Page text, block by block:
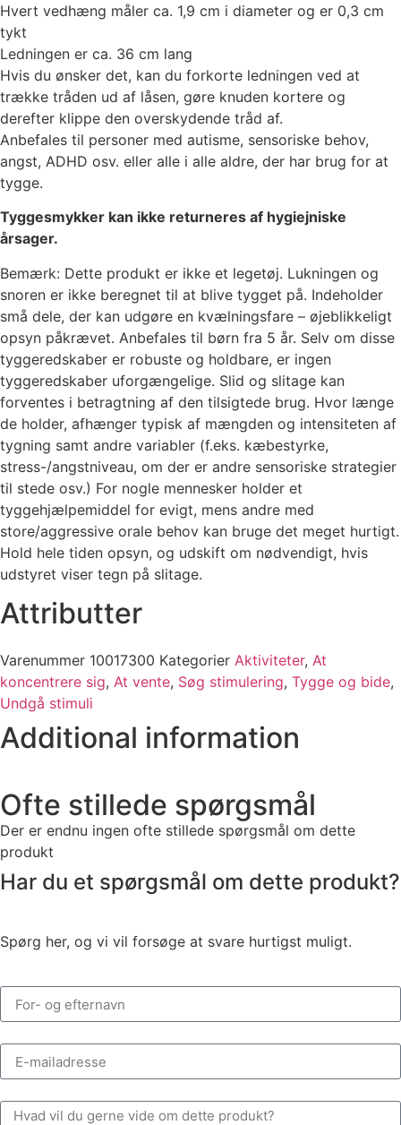
Hvert vedhæng måler ca. 1,9 cm i diameter og er 0,3 cm
tykt
Ledningen er ca. 36 cm lang
Hvis du ønsker det, kan du forkorte ledningen ved at
trække tråden ud af låsen, gøre knuden kortere og
derefter klippe den overskydende tråd af.
Anbefales til personer med autisme, sensoriske behov,
angst, ADHD osv. eller alle i alle aldre, der har brug for at
tygge.
Tyggesmykker kan ikke returneres af hygiejniske
årsager.
Bemærk: Dette produkt er ikke et legetøj. Lukningen og
snoren er ikke beregnet til at blive tygget på. Indeholder
små dele, der kan udgøre en kvælningsfare – øjeblikkeligt
opsyn påkrævet. Anbefales til børn fra 5 år. Selv om disse
tyggeredskaber er robuste og holdbare, er ingen
tyggeredskaber uforgængelige. Slid og slitage kan
forventes i betragtning af den tilsigtede brug. Hvor længe
de holder, afhænger typisk af mængden og intensiteten af
tygning samt andre variabler (f.eks. kæbestyrke,
stress-/angstniveau, om der er andre sensoriske strategier
til stede osv.) For nogle mennesker holder et
tyggehjælpemiddel for evigt, mens andre med
store/aggressive orale behov kan bruge det meget hurtigt.
Hold hele tiden opsyn, og udskift om nødvendigt, hvis
udstyret viser tegn på slitage.
Attributter​
Varenummer 10017300 Kategorier Aktiviteter, At
koncentrere sig, At vente, Søg stimulering, Tygge og bide,
Undgå stimuli
Additional information
Ofte stillede spørgsmål
Der er endnu ingen ofte stillede spørgsmål om dette
produkt
Har du et spørgsmål om dette produkt?
Spørg her, og vi vil forsøge at svare hurtigst muligt.